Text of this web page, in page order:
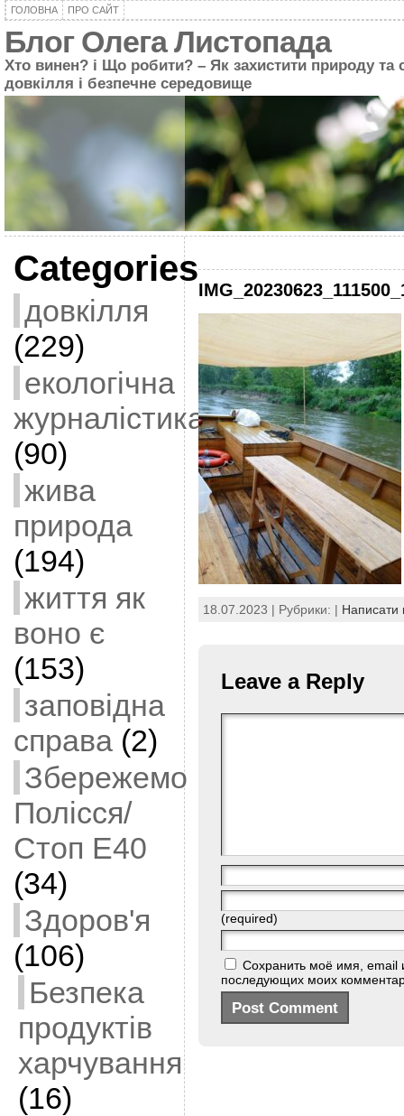
ГОЛОВНА ПРО САЙТ
Блог Олега Листопада
Хто винен? і Що робити? – Як захистити природу та
довкілля і безпечне середовище
Categories
довкілля
(229)
екологічна
журналістика
(90)
жива
природа
(194)
життя як
воно є
(153)
заповідна
справа(2)
Збережемо
Полісся/
Стоп Е40
(34)
Здоров'я
(106)
Безпека
продуктів
харчування
(16)
18.07.2023 | Рубрики: | Написати
Leave a Reply
(required)
Сохранить моё имя, email
последующих моих